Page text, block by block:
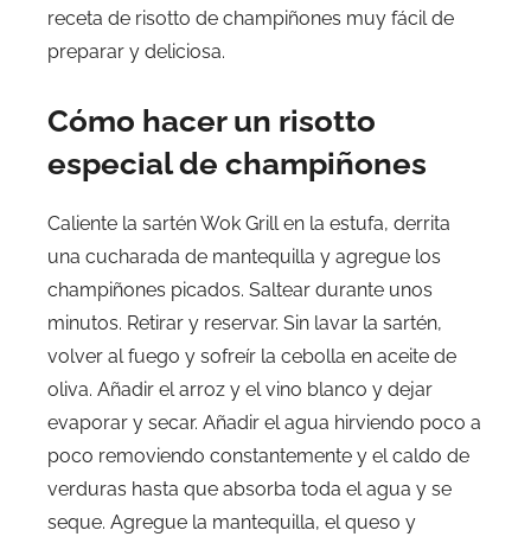
receta de risotto de champiñones muy fácil de
preparar y deliciosa.
Cómo hacer un risotto
especial de champiñones
Caliente la sartén Wok Grill en la estufa, derrita
una cucharada de mantequilla y agregue los
champiñones picados. Saltear durante unos
minutos. Retirar y reservar. Sin lavar la sartén,
volver al fuego y sofreír la cebolla en aceite de
oliva. Añadir el arroz y el vino blanco y dejar
evaporar y secar. Añadir el agua hirviendo poco a
poco removiendo constantemente y el caldo de
verduras hasta que absorba toda el agua y se
seque. Agregue la mantequilla, el queso y